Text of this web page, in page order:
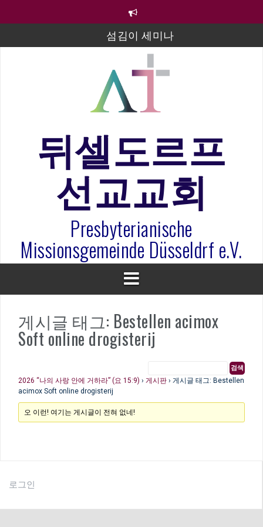
섬김이 세미나
김태희 자매 졸업연주
2023년 어린이 주일 유초등부 발표
라합3 나라 봉헌송
은퇴사-우선화 권사
20260322 주안에 가만히 머물기(요한복음 15:1-17) 손
훈목사
뒤셀도르프
선교교회
Presbyterianische
Missionsgemeinde Düsseldrf e.V.
게시글 태그: Bestellen acimox
Soft online drogisterij
2026 “나의 사랑 안에 거하라” (요 15:9) › 게시판 › 게시글 태그: Bestellen
acimox Soft online drogisterij
오 이런! 여기는 게시글이 전혀 없네!
로그인